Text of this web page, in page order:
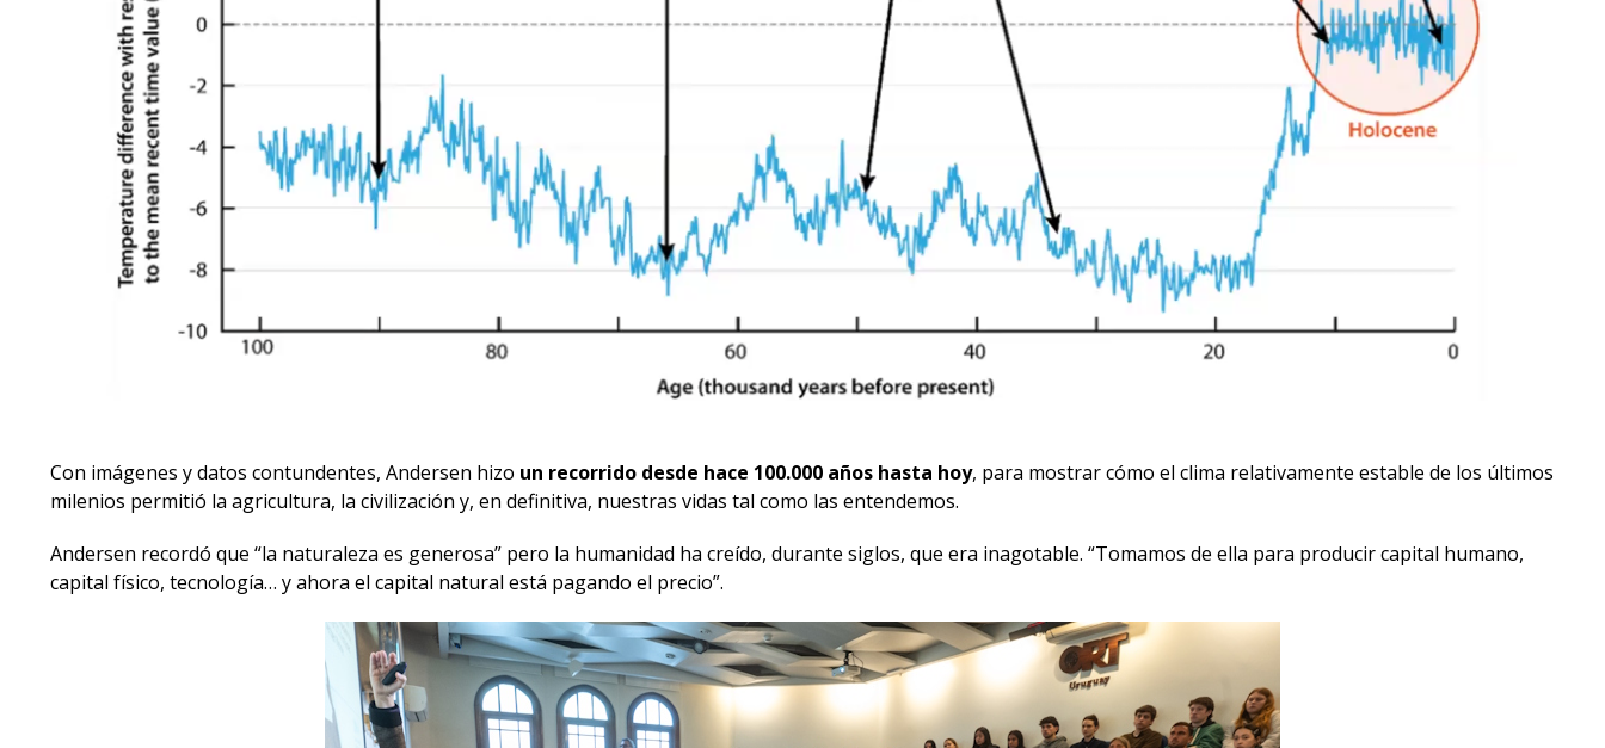
Con imágenes y datos contundentes, Andersen hizo un recorrido desde hace 100.000 años hasta hoy, para mostrar cómo el clima relativamente estable de los últimos
milenios permitió la agricultura, la civilización y, en definitiva, nuestras vidas tal como las entendemos.
Andersen recordó que “la naturaleza es generosa” pero la humanidad ha creído, durante siglos, que era inagotable. “Tomamos de ella para producir capital humano,
capital físico, tecnología… y ahora el capital natural está pagando el precio”.